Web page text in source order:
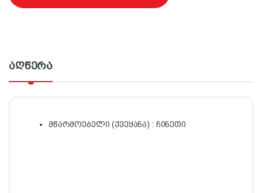
აღწერა
მწარმოებელი (ქვეყანა) : ჩინეთი